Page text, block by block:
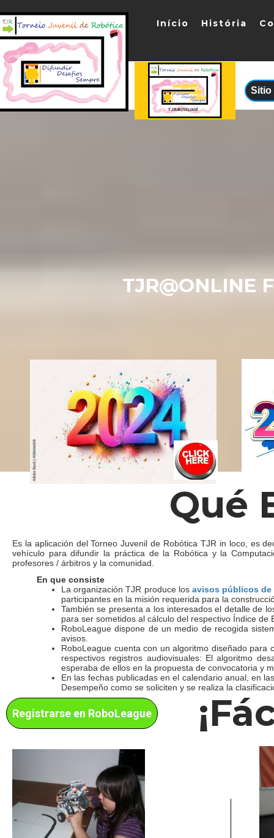
Sitio
Início História
Qué
Es la aplicación del Torneo Juvenil de Robótica TJR in loco, es
vehículo para difundir la práctica de la Robótica y la
profesores / árbitros y la comunidad.
En que consiste
La organización TJR produce los avisos públicos
participantes en la misión requerida para la
También se presenta a los interesados ​​el detalle de
para ser sometidos al cálculo del respectivo Índice de
RoboLeague dispone de un medio de recogida
avisos.
RoboLeague cuenta con un algoritmo diseñado
respectivos registros audiovisuales: El algoritmo
esperaba de ellos en la propuesta de convocatoria y
En las fechas publicadas en el calendario anual, en
Desempeño como se soliciten y se realiza la
Registrarse en RoboLeague
TJR@ONLINE